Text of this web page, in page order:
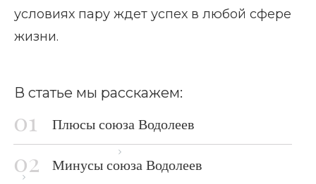
Водолей и Водолей совместимость
условиях пару ждет успех в любой сфере
жизни.
В статье мы расскажем:
Плюсы союза Водолеев
Минусы союза Водолеев